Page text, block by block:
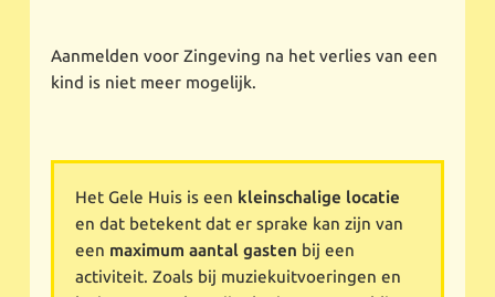
Aanmelden voor Zingeving na het verlies van een
kind is niet meer mogelijk.
Het Gele Huis is een kleinschalige locatie
en dat betekent dat er sprake kan zijn van
een maximum aantal gasten bij een
activiteit. Zoals bij muziekuitvoeringen en